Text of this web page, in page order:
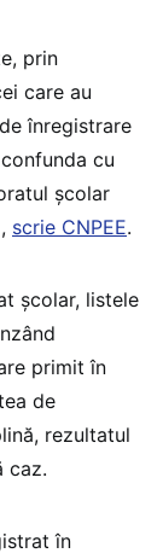
prin
care au
înregistrare
cu
școlar
scrie CNPEE.
școlar, listele
primit în
de
rezultatul
caz.
în